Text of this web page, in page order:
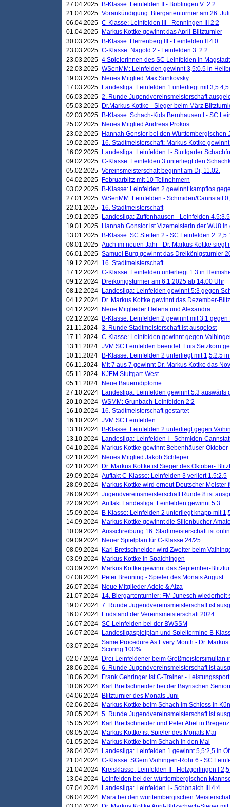
27.04.2025
B-Klasse: Leinfelden II - Böblingen V: 2:2
21.04.2025 Vorankündigung: Biergartenturnier am 26. Juli
06.04.2025 C-Klasse: Leinfelden III - Renningen III 2:2
01.04.2025
Markus Kottke gewinnt das April-Blitzturnier
30.03.2025
B-Klasse: Herrenberg III - Leinfelden II 4:0
23.03.2025 C-Klasse: Nagold 2 - Leinfelden 3: 2:2
23.03.2025 4 Spielerinnen des SC Leinfelden in Magstadt
22.03.2025 WSenMM: Leinfelden gewinnt 3,5:0,5 in
19.03.2025
Neues Mitglied Max Sunkovsky
17.03.2025
Landesliga: Leinfelden 1 unterliegt mit
06.03.2025 2. Runde Jugendvereinsmeisterschaft
05.03.2025
Dr.Markus Kottke - Sieger beim März
02.03.2025
B-Klasse: Schach-Kids Bernhausen I - SC
25.02.2025
Neues Mitglied Andreas Prokos
23.02.2025
Hannah Gonsior bei den Württembergischen
19.02.2025 16. Stadtmeisterschaft: Markus Kottke
16.02.2025
Landesliga: Leinfelden I - Stuttgarter
09.02.2025 C-Klasse: Leinfelden 3 unterliegt den
05.02.2025 Vereinsmeisterschaft beginnt am Di, 11.02.
04.02.2025
Februarblitz mit 10 Teilnehmern
03.02.2025
B-Klasse: Leinfelden 2 gewinnt kampflos
27.01.2025 WSenMM: Leinfelden - Schmiden/Cannstatt
22.01.2025 16. Stadtmeisterschaft
19.01.2025
Landesliga: Zuffenhausen - Leinfelden 4,5:3,5
19.01.2025
Hannah Gonsior ist Vizemeisterin der WU8 in
13.01.2025
B-Klasse: SC Stetten 2 - SC Leinfelden 2:
08.01.2025 Auch im neuen Jahr - Dr. Markus Kottke
06.01.2025 Samuel Burg gewinnt das Dreikönigsturnier
19.12.2024 16. Stadtmeisterschaft
17.12.2024 C-Klasse: Leinfelden unterliegt 1:3 in
09.12.2024
Dreikönigsturnier am 6.1.2025 ab 14:00 Uhr
08.12.2024
Landesliga: Leinfelden gewinnt 5:3 gegen
04.12.2024
Dr. Markus Kottke gewinnt das Dezember-
04.12.2024
Neue Mitglieder Helena und Alexandra
02.12.2024
B-Klasse: Leinfelden 2 gewinnt mit 3:1
21.11.2024 3. Runde Stadtmeisterschaft ist ausgelost
17.11.2024 C-Klasse: Leinfelden gewinnt gegen
13.11.2024 JVM SC Leinfelden beendet: Luis Setzkorn
10.11.2024
B-Klasse: Leinfelden 2 unterliegt mit 1,5;2,5
06.11.2024
Mit 7 aus 7 gewinnt Dr. Markus Kottke das
05.11.2024
KJEM Stuttgart-West
05.11.2024
Neue Bauerndiplome
27.10.2024
Landesliga: Leinfelden gewinnt 5:3 auswärts
20.10.2024 WSMM: Grunbach-Leinfelden 2:2
16.10.2024 16. Stadtmeisterschaft gestartet
16.10.2024 JVM SC Leinfelden
13.10.2024
B-Klasse: Leinfelden 2 unterliegt gegen
13.10.2024
Landesliga: Leinfelden I - Schmiden-
04.10.2024
Markus Kottke gewinnt Bebenhäuser
02.10.2024
Neues Mitglied Jakob Schleper
02.10.2024
Dr. Markus Kottke ist Sieger des Oktober-
29.09.2024 Auftakt C-Klasse: Leinfelden 3 verliert 1,5:2,5
28.09.2024
Markus Kottke wird erneut Deutscher Meister
26.09.2024 Jugendvereinsmeisterschaft Runde 8 ist
22.09.2024 Auftakt Landesliga: Leinfelden gewinnt 5:3
15.09.2024
B-Klasse: Leinfelden 2 unterliegt knapp mit
14.09.2024
Markus Kottke gewinnt die Sillenbucher
10.09.2024 Ausschreibung 16. Stadtmeisterschaft ist
09.09.2024
Neuer Spielplan für C-Klasse 24/25
08.09.2024
Karl Brettschneider wird Zweiter beim
03.09.2024
Markus Kottke in Spaichingen
03.09.2024
Markus Kottke gewinnt das September-
07.08.2024
Peter Breuning - Spieler des Monats August.
26.07.2024
Neue Mitglieder Adele & Aiza
21.07.2024 14. Biergartenturnier: FM Junesch wiederholt
19.07.2024 7. Runde Jugendvereinsmeisterschaft ist
16.07.2024
Endstand der Vereinsmeisterschaft 2024
16.07.2024 SC Leinfelden bei der BWSSM
16.07.2024
Landesligaspielplan und Spieltermine B-
03.07.2024 Same Procedure As Every Month - Dr.
Scoring 100%
02.07.2024
Drei Leinfeldener beim Großmeistersimultan
28.06.2024 6. Runde Jugendvereinsmeisterschaft ist
18.06.2024
Frank Gehringer ist C-Trainer - Leistungssport
10.06.2024
Karl Brettschneider bei der Bayrischen
04.06.2024
Blitzturnier des Monats Juni
02.06.2024
Markus Kottke beim Schach im Schloss in
20.05.2024 5. Runde Jugendvereinsmeisterschaft ist
15.05.2024
Karl Brettschneider und Peter Abel in Bregenz
08.05.2024
Markus Kottke ist Spieler des Monats Mai
01.05.2024
Markus Kottke beim Schach in den Mai
28.04.2024
Landesliga: Leinfelden 1 gewinnt 5,5:2,5 in
21.04.2024 C-Klasse: SGem Vaihingen-Rohr 6 - SC
21.04.2024
Kreisklasse: Leinfelden II - Holzgerlingen I
13.04.2024
Leinfelden bei der württembergischen
07.04.2024
Landesliga: Leinfelden I - Schönaich III 4:4
06.04.2024
Mara bei den württembergischen